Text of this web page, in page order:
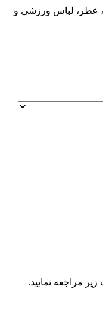
عطر، لباس ورزشی و
مراجعه نمایید.